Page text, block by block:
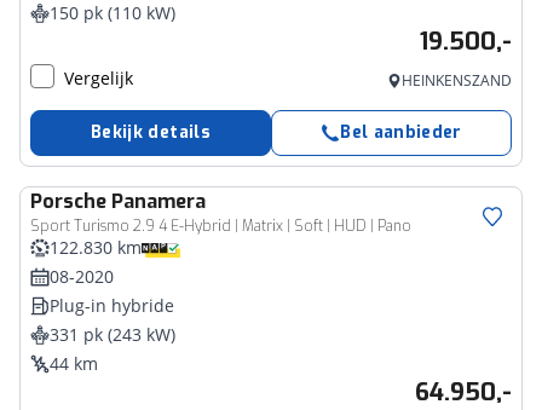
150 pk (110 kW)
19.500,-
Vergelijk HEINKENSZAND
Bekijk details Bel aanbieder
Porsche Panamera
Sport Turismo 2.9 4 E-Hybrid | Matrix | Soft | HUD | Pano
122.830 km
08-2020
Plug-in hybride
331 pk (243 kW)
44 km
64.950,-